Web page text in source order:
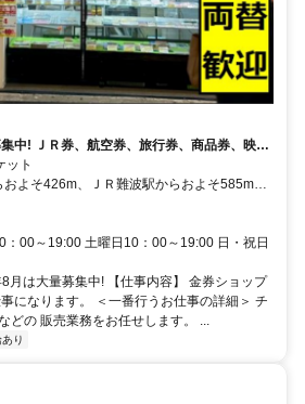
券、映画
一から丁寧にお教えいたします。 関西圏と
「宝くじ売り場経験者も歓迎」 ｜駅からすぐ
厚生｜従業員の圧倒的な支持を頂戴してい
ん従業員にとっても『キレイ・安心・安
。気になった点があれば、なんでもお気軽に
ト
歩5分（大阪市
２号）
：00～19:00 土曜日10：00～19:00 日・祝日
月は大量募集中! 【仕事内容】 金券ショップ
になります。 ＜一番行うお仕事の詳細＞ チ
どの 販売業務をお任せします。 ...
り